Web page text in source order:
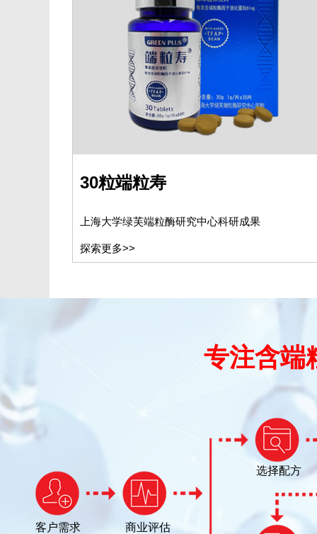
30粒端粒寿
上海大学绿芙端粒酶研究中心科研成果
探索更多>>
专注含端
客户需求 商业评估
选择配方